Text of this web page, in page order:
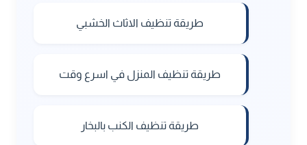
طريقة تنظيف الاثاث الخشبي
طريقة تنظيف المنزل في اسرع وقت
طريقة تنظيف الكنب بالبخار